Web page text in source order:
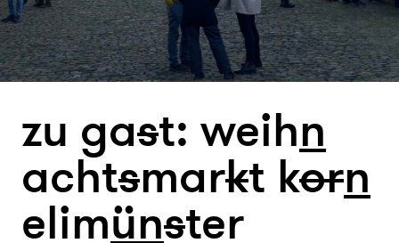
zu gast: weihn
achtsmarkt korn
elimünster